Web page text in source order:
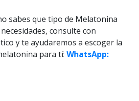
sabes que tipo de Melatonina
consulte con
y te ayudaremos a escoger la
para tí: WhatsApp: